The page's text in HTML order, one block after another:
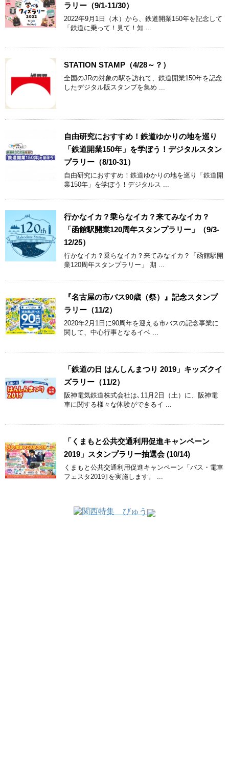
ラリー（9/1-11/30）
2022年9月1日（木）から、鉄道開業150年を記念して
「鉄道に乗って！見て！知 ...
STATION STAMP（4/28～？）
全国のJRの対象の駅を訪れて、鉄道開業150年を記念
したデジタル版スタンプを集め ...
自由研究におすすめ！鉄道ゆかりの地を巡り
「鉄道開業150年」を学ぼう！デジタルスタン
プラリー（8/10-31）
自由研究におすすめ！鉄道ゆかりの地を巡り「鉄道開
業150年」を学ぼう！デジタルス ...
行かなイカ？乗らなイカ？来てみなイカ？
「函館駅開業120周年スタンプラリー」（9/3-
12/25）
行かなイカ？乗らなイカ？来てみなイカ？「函館駅開
業120周年スタンプラリー」 期 ...
『名古屋の市バス90歳（祭）』記念スタンプ
ラリー（11/2）
2020年2月1日に90周年を迎える市バスの記念事業に
関して、中心行事となるイベ ...
「鉄道の日 はんしんまつり 2019」キッズクイ
ズラリー（11/2）
阪神電気鉄道株式会社は､11月2日（土）に、阪神電
車に関する様々な体験ができるイ ...
「くまもと公共交通利用促進キャンペーン
2019」スタンプラリー抽選会 (10/14)
くまもと公共交通利用促進キャンペーン「バス・電車
フェスタ2019｣を実施します。 ...